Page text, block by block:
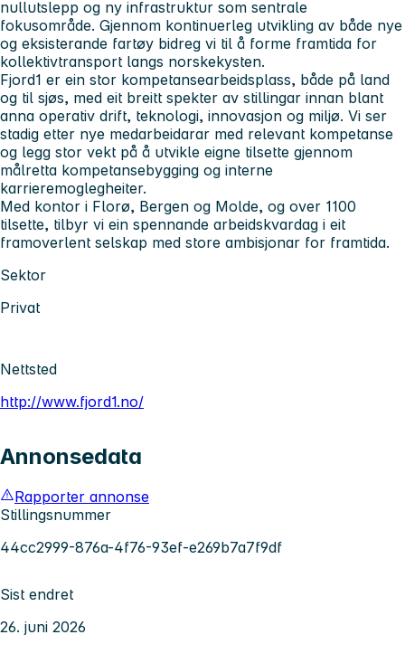
nullutslepp og ny infrastruktur som sentrale
fokusområde. Gjennom kontinuerleg utvikling av både nye
og eksisterande fartøy bidreg vi til å forme framtida for
kollektivtransport langs norskekysten.
Fjord1 er ein stor kompetansearbeidsplass, både på land
og til sjøs, med eit breitt spekter av stillingar innan blant
anna operativ drift, teknologi, innovasjon og miljø. Vi ser
stadig etter nye medarbeidarar med relevant kompetanse
og legg stor vekt på å utvikle eigne tilsette gjennom
målretta kompetansebygging og interne
karrieremoglegheiter.
Med kontor i Florø, Bergen og Molde, og over 1100
tilsette, tilbyr vi ein spennande arbeidskvardag i eit
framoverlent selskap med store ambisjonar for framtida.
Sektor
Privat
Nettsted
http://www.fjord1.no/
Annonsedata
Rapporter annonse
Stillingsnummer
44cc2999-876a-4f76-93ef-e269b7a7f9df
Sist endret
26. juni 2026